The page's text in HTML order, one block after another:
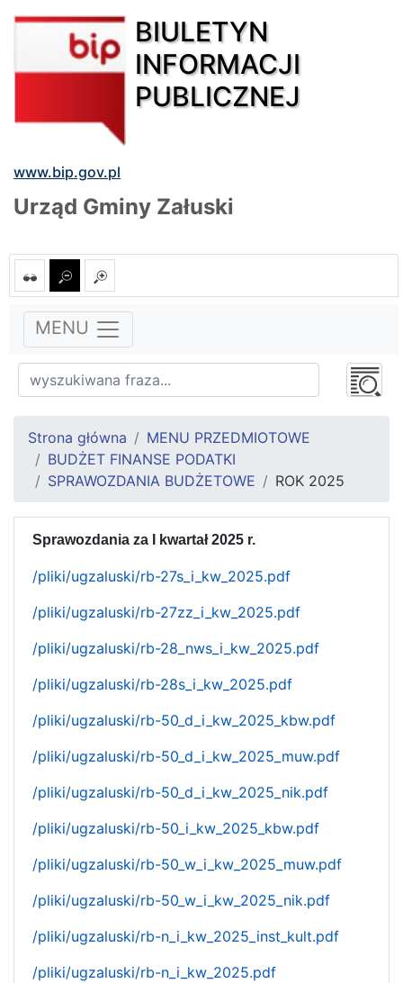
BIULETYN
INFORMACJI
PUBLICZNEJ
www.bip.gov.pl
Urząd Gminy Załuski
MENU
Strona główna
MENU PRZEDMIOTOWE
BUDŻET FINANSE PODATKI
SPRAWOZDANIA BUDŻETOWE
ROK 2025
Sprawozdania za I kwartał 2025 r.
/pliki/ugzaluski/rb-27s_i_kw_2025.pdf
/pliki/ugzaluski/rb-27zz_i_kw_2025.pdf
/pliki/ugzaluski/rb-28_nws_i_kw_2025.pdf
/pliki/ugzaluski/rb-28s_i_kw_2025.pdf
/pliki/ugzaluski/rb-50_d_i_kw_2025_kbw.pdf
/pliki/ugzaluski/rb-50_d_i_kw_2025_muw.pdf
/pliki/ugzaluski/rb-50_d_i_kw_2025_nik.pdf
/pliki/ugzaluski/rb-50_i_kw_2025_kbw.pdf
/pliki/ugzaluski/rb-50_w_i_kw_2025_muw.pdf
/pliki/ugzaluski/rb-50_w_i_kw_2025_nik.pdf
/pliki/ugzaluski/rb-n_i_kw_2025_inst_kult.pdf
/pliki/ugzaluski/rb-n_i_kw_2025.pdf